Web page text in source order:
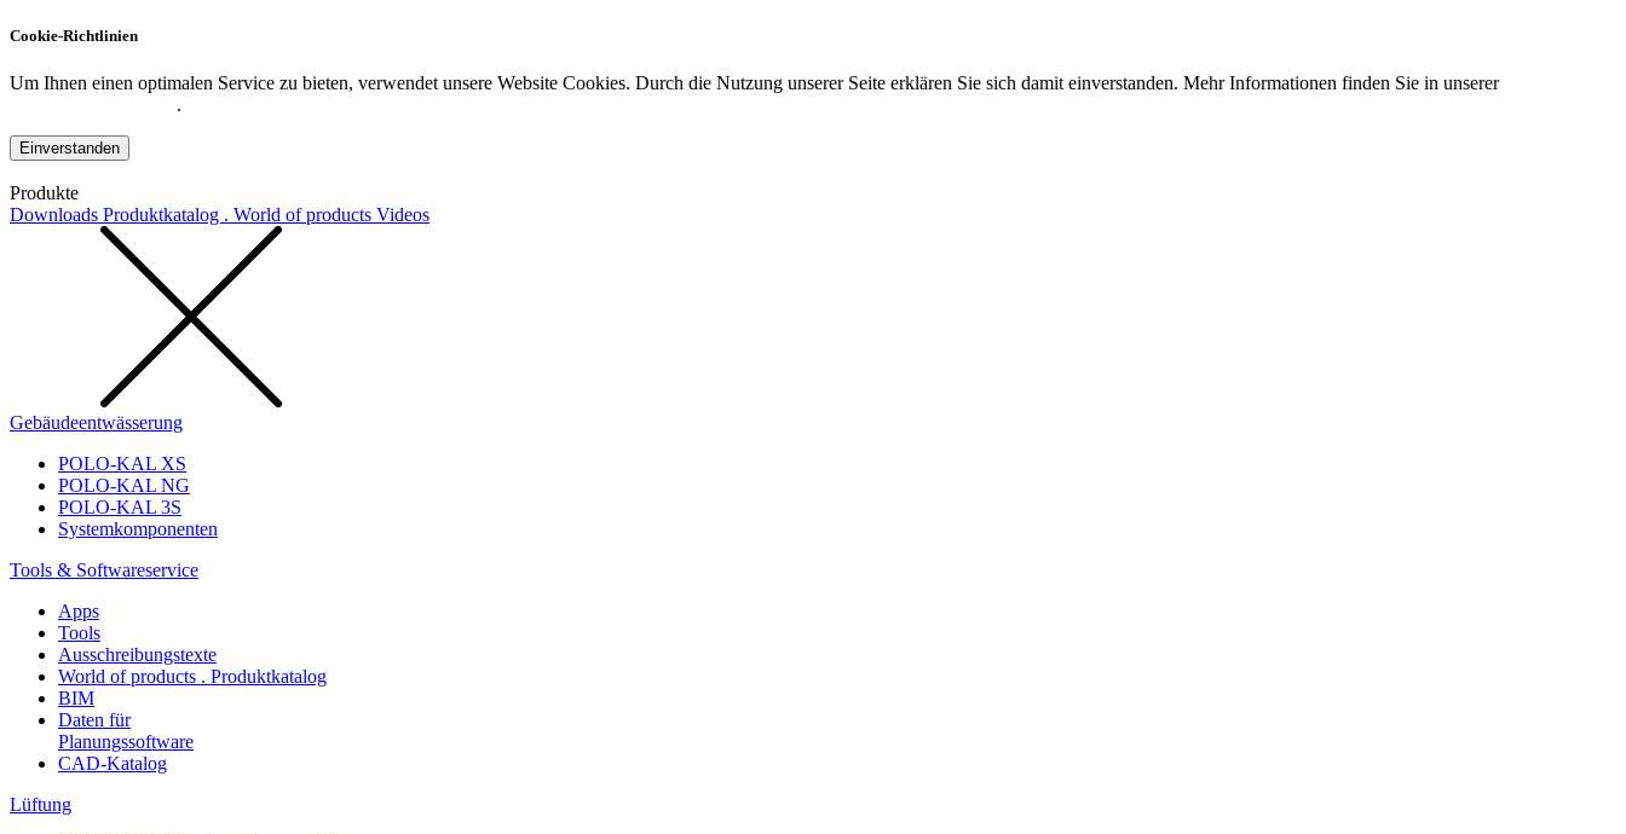
Cookie-Richtlinien
Um Ihnen einen optimalen Service zu bieten, verwendet unsere Website Cookies. Durch die Nutzung unserer Seite erklären Sie sich damit einverstanden. Mehr Informationen finden Sie in unserer
.
Einverstanden
Produkte
Downloads Produktkatalog . World of products Videos
Gebäudeentwässerung
POLO-KAL XS
POLO-KAL NG
POLO-KAL 3S
Systemkomponenten
Tools & Softwareservice
Apps
Tools
Ausschreibungstexte
World of products . Produktkatalog
BIM
Daten für
Planungssoftware
CAD-Katalog
Lüftung